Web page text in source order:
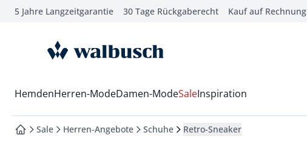
springen
springen
springen
5 Jahre Langzeitgarantie 30 Tage Rückgaberecht Kauf auf Rechnung
zur Startseite
Wechsel in das Menü mit Pfeil-Runter Taste
HemdenHerren-ModeDamen-ModeSaleInspiration
zur Startseite
Sale Herren-Angebote Schuhe Retro-Sneaker